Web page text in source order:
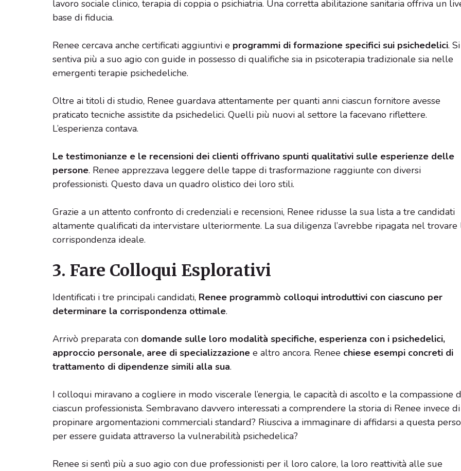
lavoro sociale clinico, terapia di coppia o psichiatria. Una corretta abilitazione sanitaria offriva un
base di fiducia.
Renee cercava anche certificati aggiuntivi e programmi di formazione specifici sui psichedelici. Si
sentiva più a suo agio con guide in possesso di qualifiche sia in psicoterapia tradizionale sia nelle
emergenti terapie psichedeliche.
Oltre ai titoli di studio, Renee guardava attentamente per quanti anni ciascun fornitore avesse
praticato tecniche assistite da psichedelici. Quelli più nuovi al settore la facevano riflettere.
L’esperienza contava.
Le testimonianze e le recensioni dei clienti offrivano spunti qualitativi sulle esperienze delle
persone. Renee apprezzava leggere delle tappe di trasformazione raggiunte con diversi
professionisti. Questo dava un quadro olistico dei loro stili.
Grazie a un attento confronto di credenziali e recensioni, Renee ridusse la sua lista a tre candidati
altamente qualificati da intervistare ulteriormente. La sua diligenza l’avrebbe ripagata nel trovare
corrispondenza ideale.
3. Fare Colloqui Esplorativi
Identificati i tre principali candidati, Renee programmò colloqui introduttivi con ciascuno per
determinare la corrispondenza ottimale.
Arrivò preparata con domande sulle loro modalità specifiche, esperienza con i psichedelici,
approccio personale, aree di specializzazione e altro ancora. Renee chiese esempi concreti di
trattamento di dipendenze simili alla sua.
I colloqui miravano a cogliere in modo viscerale l’energia, le capacità di ascolto e la compassione
ciascun professionista. Sembravano davvero interessati a comprendere la storia di Renee invece di
propinare argomentazioni commerciali standard? Riusciva a immaginare di affidarsi a questa
per essere guidata attraverso la vulnerabilità psichedelica?
Renee si sentì più a suo agio con due professionisti per il loro calore, la loro reattività alle sue